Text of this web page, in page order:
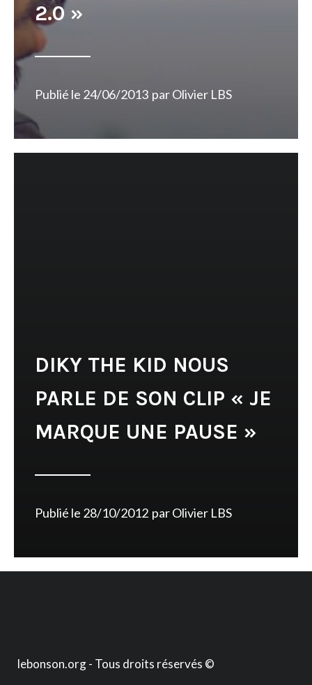
2.0 »
Publié le 24/06/2013 parOlivier LBS
DIKY THE KID NOUS
PARLE DE SON CLIP « JE
MARQUE UNE PAUSE »
Publié le 28/10/2012 parOlivier LBS
lebonson.org - Tous droits réservés ©